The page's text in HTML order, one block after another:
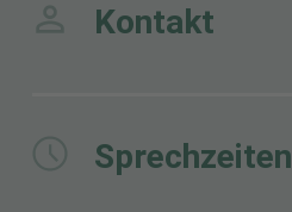
Kontakt
Sprechzeiten